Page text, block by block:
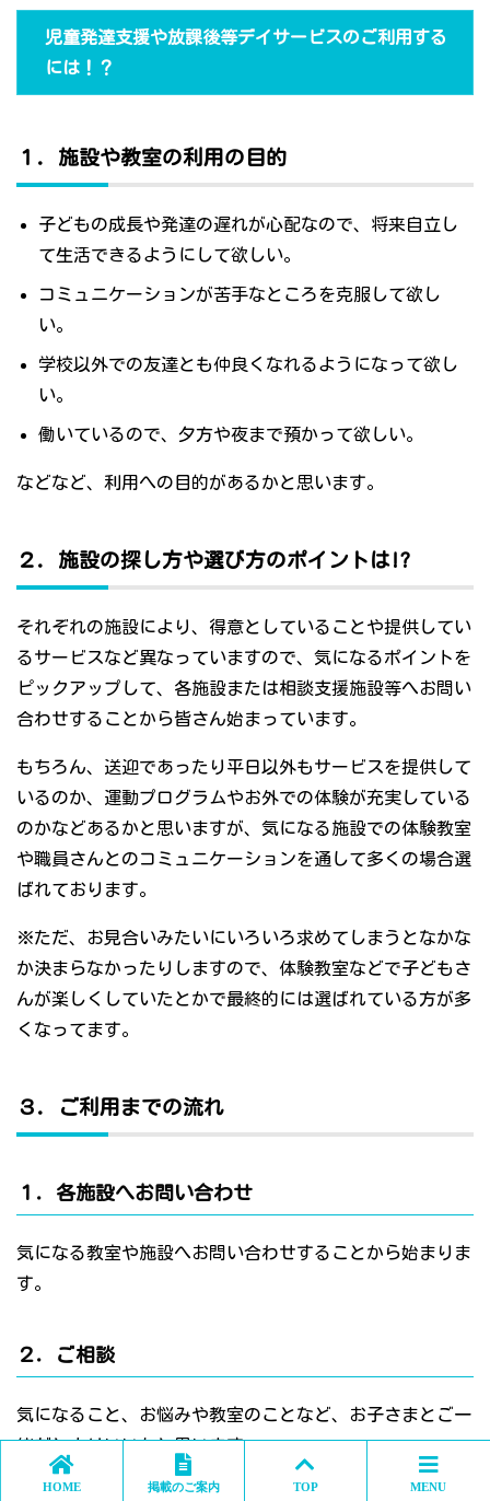
児童発達支援や放課後等デイサービスのご利用する
には！？
１．施設や教室の利用の目的
子どもの成長や発達の遅れが心配なので、将来自立し
て生活できるようにして欲しい。
コミュニケーションが苦手なところを克服して欲し
い。
学校以外での友達とも仲良くなれるようになって欲し
い。
働いているので、夕方や夜まで預かって欲しい。
などなど、利用への目的があるかと思います。
２．施設の探し方や選び方のポイントは!?
それぞれの施設により、得意としていることや提供してい
るサービスなど異なっていますので、気になるポイントを
ピックアップして、各施設または相談支援施設等へお問い
合わせすることから皆さん始まっています。
もちろん、送迎であったり平日以外もサービスを提供して
いるのか、運動プログラムやお外での体験が充実している
のかなどあるかと思いますが、気になる施設での体験教室
や職員さんとのコミュニケーションを通して多くの場合選
ばれております。
※ただ、お見合いみたいにいろいろ求めてしまうとなかな
か決まらなかったりしますので、体験教室などで子どもさ
んが楽しくしていたとかで最終的には選ばれている方が多
くなってます。
３．ご利用までの流れ
１．各施設へお問い合わせ
気になる教室や施設へお問い合わせすることから始まりま
す。
２．ご相談
気になること、お悩みや教室のことなど、お子さまとご一
緒だとよりいいかと思います。
HOME 掲載のご案内 TOP MENU